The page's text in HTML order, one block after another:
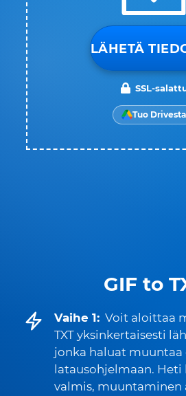
GIF to
Vaihe 1: Voit aloittaa
TXT yksinkertaisesti
jonka haluat muuntaa
latausohjelmaan. Heti
valmis, muuntaminen
LÄHETÄ
SSL-
Tuo Drivesta